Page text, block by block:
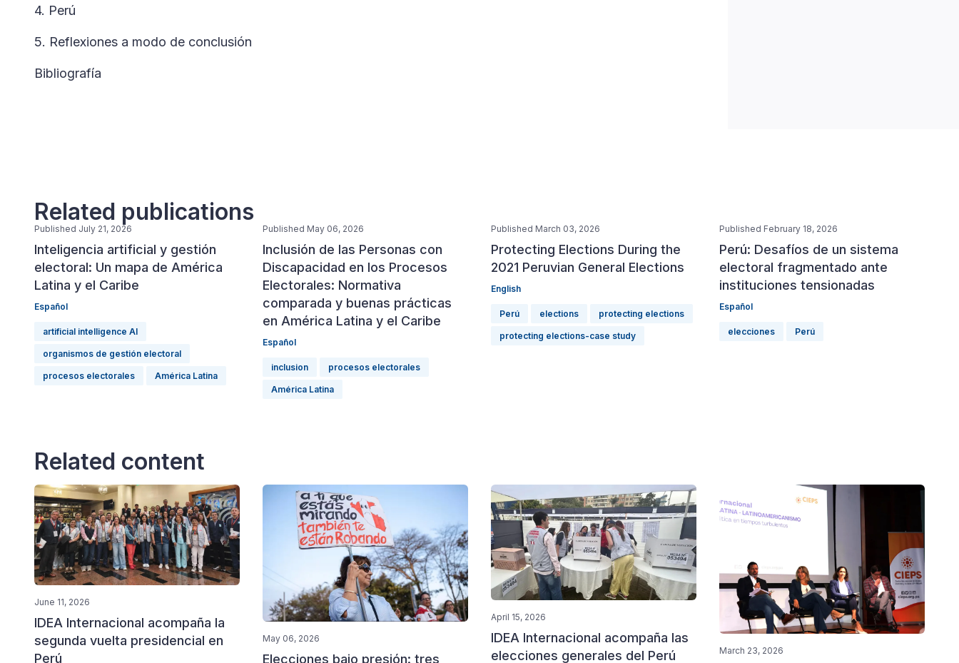
4. Perú
5. Reflexiones a modo de conclusión
Bibliografía
Related publications
Published July 21, 2026
Inteligencia artificial y gestión
electoral: Un mapa de América
Latina y el Caribe
Español
artificial intelligence AI
organismos de gestión electoral
procesos electorales América Latina
Published May 06, 2026
Inclusión de las Personas con
Discapacidad en los Procesos
Electorales: Normativa
comparada y buenas prácticas
en América Latina y el Caribe
Español
inclusion procesos electorales
América Latina
Published March 03, 2026
Protecting Elections During the
2021 Peruvian General Elections
English
Perú elections protecting elections
protecting elections-case study
Published February 18, 2026
Perú: Desafíos de un sistema
electoral fragmentado ante
instituciones tensionadas
Español
elecciones Perú
Related content
June 11, 2026
IDEA Internacional acompaña la
segunda vuelta presidencial en
Perú
May 06, 2026
Elecciones bajo presión: tres
April 15, 2026
IDEA Internacional acompaña las
elecciones generales del Perú
March 23, 2026